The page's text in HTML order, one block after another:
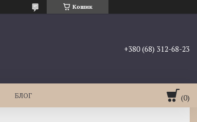
Кошик
+380 (68) 312-68-23
БЛОГ